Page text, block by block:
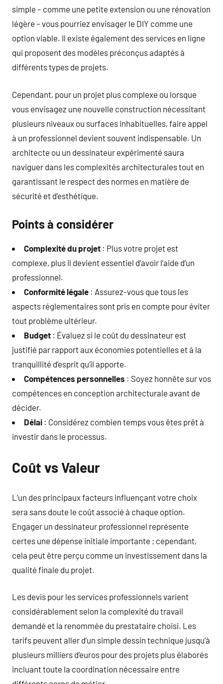
simple – comme une petite extension ou une rénovation
légère – vous pourriez envisager le DIY comme une
option viable. Il existe également des services en ligne
qui proposent des modèles préconçus adaptés à
différents types de projets.
Cependant, pour un projet plus complexe ou lorsque
vous envisagez une nouvelle construction nécessitant
plusieurs niveaux ou surfaces inhabituelles, faire appel
à un professionnel devient souvent indispensable. Un
architecte ou un dessinateur expérimenté saura
naviguer dans les complexités architecturales tout en
garantissant le respect des normes en matière de
sécurité et d’esthétique.
Points à considérer
Complexité du projet : Plus votre projet est
complexe, plus il devient essentiel d’avoir l’aide d’un
professionnel.
Conformité légale : Assurez-vous que tous les
aspects réglementaires sont pris en compte pour éviter
tout problème ultérieur.
Budget : Évaluez si le coût du dessinateur est
justifié par rapport aux économies potentielles et à la
tranquillité d’esprit qu’il apporte.
Compétences personnelles : Soyez honnête sur vos
compétences en conception architecturale avant de
décider.
Délai : Considérez combien temps vous êtes prêt à
investir dans le processus.
Coût vs Valeur
L’un des principaux facteurs influençant votre choix
sera sans doute le coût associé à chaque option.
Engager un dessinateur professionnel représente
certes une dépense initiale importante ; cependant,
cela peut être perçu comme un investissement dans la
qualité finale du projet.
Les devis pour les services professionnels varient
considérablement selon la complexité du travail
demandé et la renommée du prestataire choisi. Les
tarifs peuvent aller d’un simple dessin technique jusqu’à
plusieurs milliers d’euros pour des projets plus élaborés
incluant toute la coordination nécessaire entre